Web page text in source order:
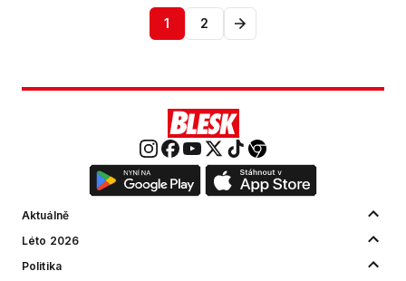
1 2
Aktuálně
Léto 2026
Politika